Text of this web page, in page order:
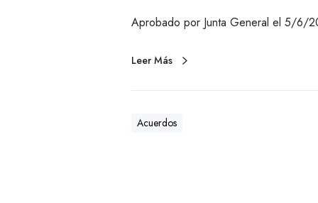
Aprobado por Junta General el 5/6/
Leer Más
Acuerdos